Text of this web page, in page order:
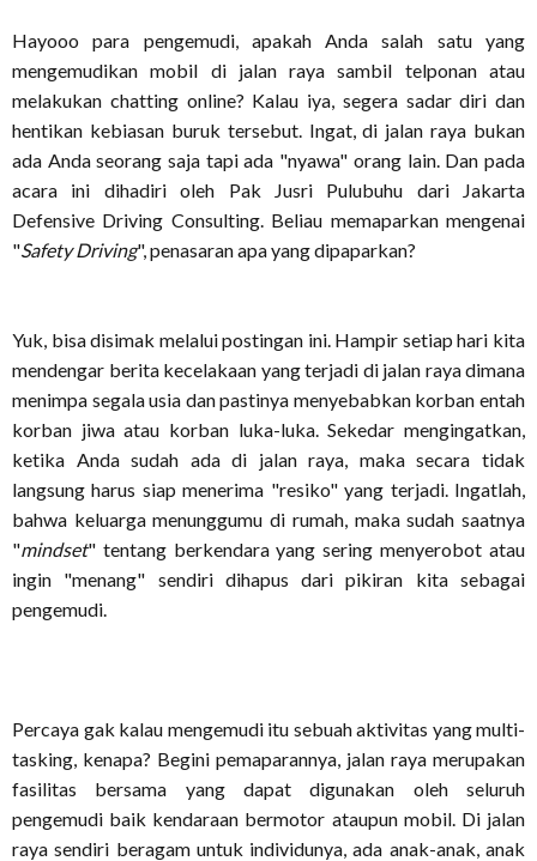
Hayooo para pengemudi, apakah Anda salah satu yang
mengemudikan mobil di jalan raya sambil telponan atau
melakukan chatting online? Kalau iya, segera sadar diri dan
hentikan kebiasan buruk tersebut. Ingat, di jalan raya bukan
ada Anda seorang saja tapi ada "nyawa" orang lain. Dan pada
acara ini dihadiri oleh Pak Jusri Pulubuhu dari Jakarta
Defensive Driving Consulting. Beliau memaparkan mengenai
"Safety Driving", penasaran apa yang dipaparkan?
Yuk, bisa disimak melalui postingan ini. Hampir setiap hari kita
mendengar berita kecelakaan yang terjadi di jalan raya dimana
menimpa segala usia dan pastinya menyebabkan korban entah
korban jiwa atau korban luka-luka. Sekedar mengingatkan,
ketika Anda sudah ada di jalan raya, maka secara tidak
langsung harus siap menerima "resiko" yang terjadi. Ingatlah,
bahwa keluarga menunggumu di rumah, maka sudah saatnya
"mindset" tentang berkendara yang sering menyerobot atau
ingin "menang" sendiri dihapus dari pikiran kita sebagai
pengemudi.
Percaya gak kalau mengemudi itu sebuah aktivitas yang multi-
tasking, kenapa? Begini pemaparannya, jalan raya merupakan
fasilitas bersama yang dapat digunakan oleh seluruh
pengemudi baik kendaraan bermotor ataupun mobil. Di jalan
raya sendiri beragam untuk individunya, ada anak-anak, anak